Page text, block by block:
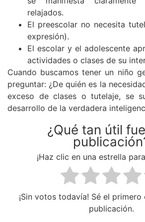
relajados.
El preescolar no necesita
expresión).
El escolar y el adolescente
actividades o clases de su
Cuando buscamos tener un niño
preguntar: ¿De quién es la
exceso de clases o tutelaje, se
desarrollo de la verdadera
¿Qué tan útil
¡Haz clic en una estrella
¡Sin votos todavía! Sé el
publicación.